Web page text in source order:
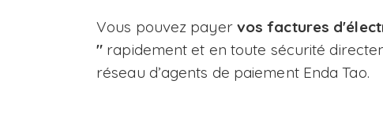
Vous pouvez payer vos factures
" rapidement et en toute sécurité
réseau d’agents de paiement Enda Tao.